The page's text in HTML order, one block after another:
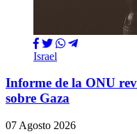
Israel
Informe de la ONU
sobre Gaza
07 Agosto 2026